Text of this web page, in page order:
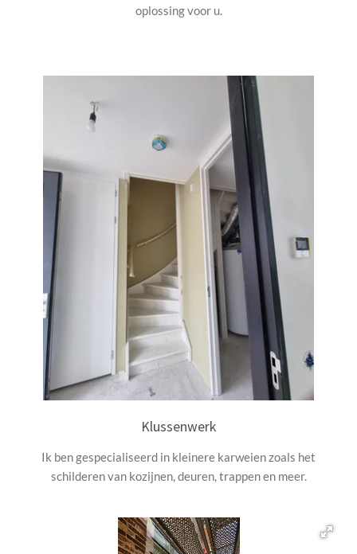
oplossing voor u.
Klussenwerk
Ik ben gespecialiseerd in kleinere karweien zoals het
schilderen van kozijnen, deuren, trappen en meer.